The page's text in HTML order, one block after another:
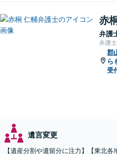
赤
弁護
弁護
郡
ら
受
遺言変更
【遺産分割や遺留分に注力】【東北各